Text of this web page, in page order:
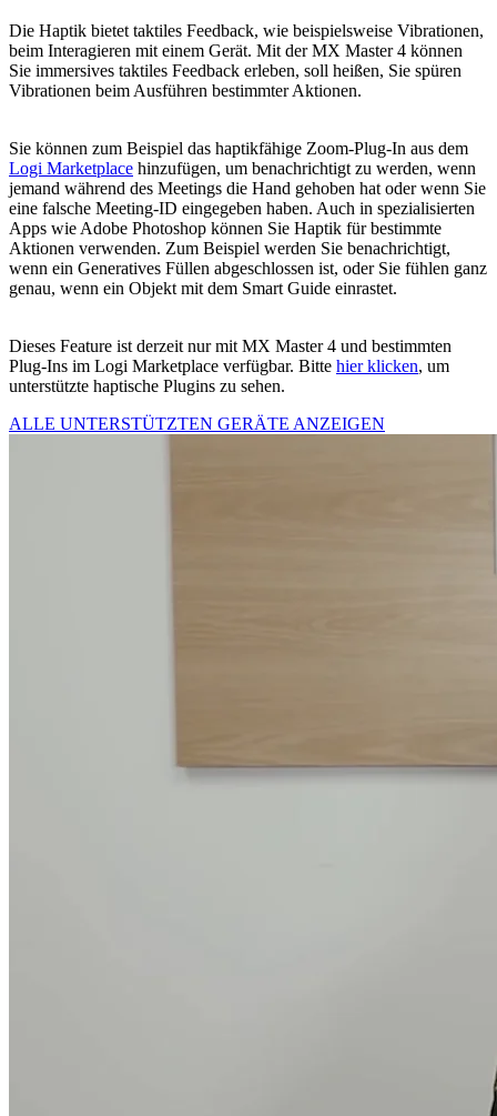
Die Haptik bietet taktiles Feedback, wie beispielsweise Vibrationen,
beim Interagieren mit einem Gerät. Mit der MX Master 4 können
Sie immersives taktiles Feedback erleben, soll heißen, Sie spüren
Vibrationen beim Ausführen bestimmter Aktionen.
Sie können zum Beispiel das haptikfähige Zoom-Plug-In aus dem
Logi Marketplace hinzufügen, um benachrichtigt zu werden, wenn
jemand während des Meetings die Hand gehoben hat oder wenn Sie
eine falsche Meeting-ID eingegeben haben. Auch in spezialisierten
Apps wie Adobe Photoshop können Sie Haptik für bestimmte
Aktionen verwenden. Zum Beispiel werden Sie benachrichtigt,
wenn ein Generatives Füllen abgeschlossen ist, oder Sie fühlen ganz
genau, wenn ein Objekt mit dem Smart Guide einrastet.
Dieses Feature ist derzeit nur mit MX Master 4 und bestimmten
Plug-Ins im Logi Marketplace verfügbar. Bitte hier klicken, um
unterstützte haptische Plugins zu sehen.
ALLE UNTERSTÜTZTEN GERÄTE ANZEIGEN